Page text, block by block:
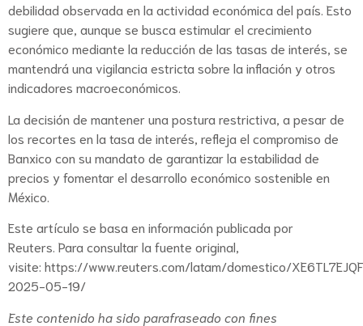
debilidad observada en la actividad económica del país. Esto
sugiere que, aunque se busca estimular el crecimiento
económico mediante la reducción de las tasas de interés, se
mantendrá una vigilancia estricta sobre la inflación y otros
indicadores macroeconómicos.
La decisión de mantener una postura restrictiva, a pesar de
los recortes en la tasa de interés, refleja el compromiso de
Banxico con su mandato de garantizar la estabilidad de
precios y fomentar el desarrollo económico sostenible en
México.
Este artículo se basa en información publicada por
Reuters. Para consultar la fuente original,
visite: https://www.reuters.com/latam/domestico/
2025-05-19/
Este contenido ha sido parafraseado con fines